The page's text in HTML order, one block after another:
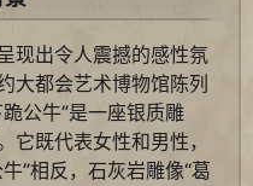
现出令人震撼的感性氛
大都会艺术博物馆陈列
公牛”是一座银质雕
它既代表女性和男性，
”相反，石灰岩雕像“葛